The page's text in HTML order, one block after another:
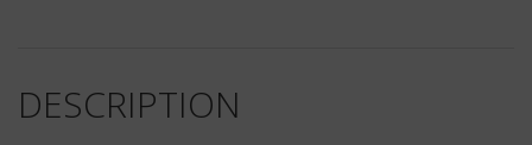
DESCRIPTION